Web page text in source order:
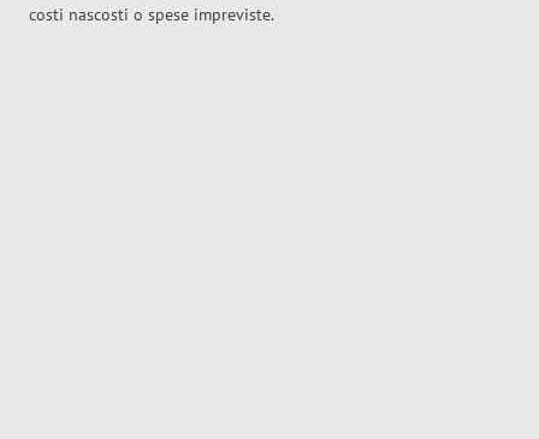
costi nascosti o spese impreviste.